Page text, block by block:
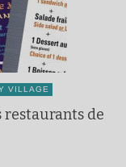
VILLAGE
restaurants de